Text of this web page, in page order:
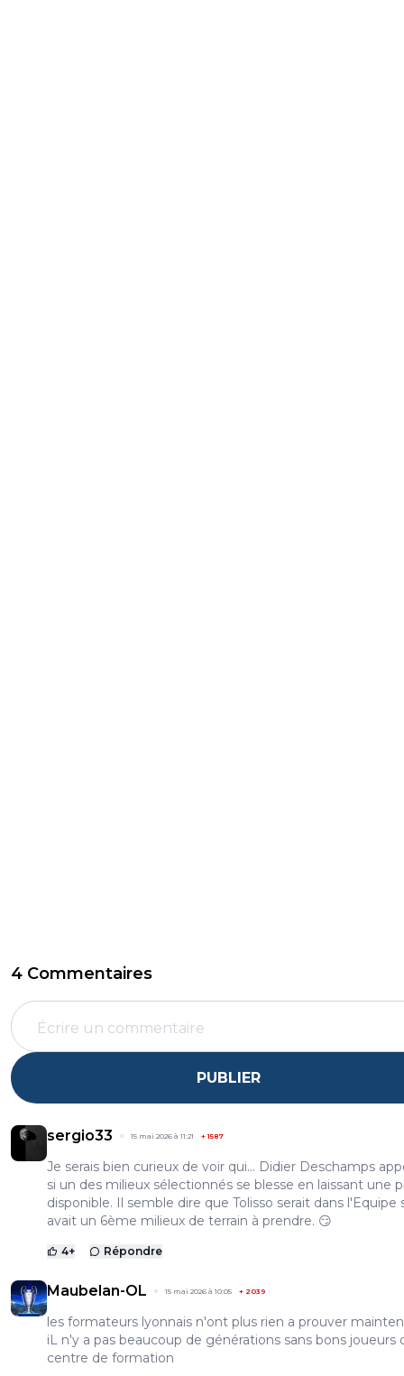
4 Commentaires
PUBLIER
sergio33 15 mai 2026 à 11:21 +1587
Je serais bien curieux de voir qui... Didier Deschamps
si un des milieux sélectionnés se blesse en laissant une
disponible. Il semble dire que Tolisso serait dans l'Equipe
avait un 6ème milieux de terrain à prendre. 😏
4+ Répondre
Maubelan-OL 15 mai 2026 à 10:05 + 2039
les formateurs lyonnais n'ont plus rien a prouver
iL n'y a pas beaucoup de générations sans bons joueurs
centre de formation